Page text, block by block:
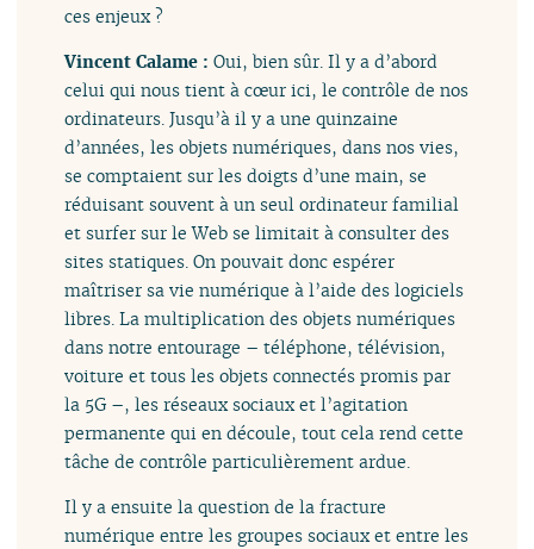
ces enjeux ?
Vincent Calame :Oui, bien sûr. Il y a d’abord
celui qui nous tient à cœur ici, le contrôle de nos
ordinateurs. Jusqu’à il y a une quinzaine
d’années, les objets numériques, dans nos vies,
se comptaient sur les doigts d’une main, se
réduisant souvent à un seul ordinateur familial
et surfer sur le Web se limitait à consulter des
sites statiques. On pouvait donc espérer
maîtriser sa vie numérique à l’aide des logiciels
libres. La multiplication des objets numériques
dans notre entourage – téléphone, télévision,
voiture et tous les objets connectés promis par
la 5G –, les réseaux sociaux et l’agitation
permanente qui en découle, tout cela rend cette
tâche de contrôle particulièrement ardue.
Il y a ensuite la question de la fracture
numérique entre les groupes sociaux et entre les